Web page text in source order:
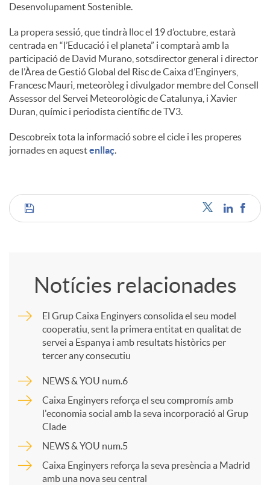
Desenvolupament Sostenible.
La propera sessió, que tindrà lloc el 19 d’octubre, estarà
centrada en “l’Educació i el planeta” i comptarà amb la
participació de David Murano, sotsdirector general i director
de l’Àrea de Gestió Global del Risc de Caixa d’Enginyers,
Francesc Mauri, meteoròleg i divulgador membre del Consell
Assessor del Servei Meteorològic de Catalunya, i Xavier
Duran, químic i periodista científic de TV3.
Descobreix tota la informació sobre el cicle i les properes
jornades en aquestenllaç.
C
m
a
t
Notícies relacionades
El Grup Caixa Enginyers consolida el seu model
cooperatiu, sent la primera entitat en qualitat de
servei a Espanya i amb resultats històrics per
tercer any consecutiu
NEWS & YOU num.6
Caixa Enginyers reforça el seu compromís amb
l'economia social amb la seva incorporació al Grup
Clade
NEWS & YOU num.5
Caixa Enginyers reforça la seva presència a Madrid
amb una nova seu central